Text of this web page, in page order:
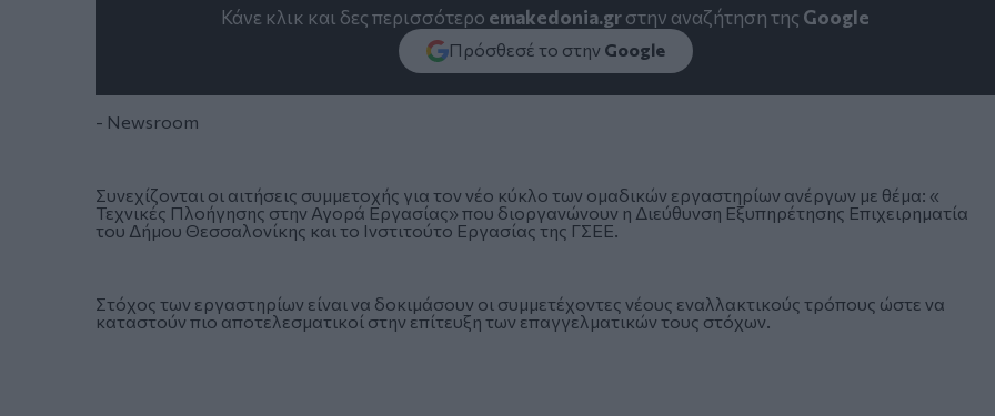
Κάνε κλικ και δες περισσότερο emakedonia.grστην αναζήτηση της Google
Πρόσθεσέ το στην Google
- Newsroom
Συνεχίζονται οι αιτήσεις συμμετοχής για τον νέο κύκλο των ομαδικών εργαστηρίων ανέργων με θέμα: «
Τεχνικές Πλοήγησης στην Αγορά Εργασίας» που διοργανώνουν η Διεύθυνση Εξυπηρέτησης Επιχειρηματία
του Δήμου Θεσσαλονίκης και το Ινστιτούτο Εργασίας της ΓΣΕΕ.
Στόχος των εργαστηρίων είναι να δοκιμάσουν οι συμμετέχοντες νέους εναλλακτικούς τρόπους ώστε να
καταστούν πιο αποτελεσματικοί στην επίτευξη των επαγγελματικών τους στόχων.